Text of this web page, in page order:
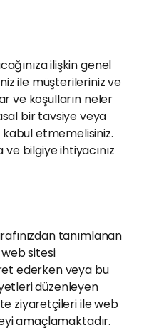
ilişkin genel
ile müşterileriniz ve
ve koşulların neler
bir tavsiye veya
etmemelisiniz.
bilgiye ihtiyacınız
tanımlanan
sitesi
ederken veya bu
düzenleyen
ziyaretçileri ile web
amaçlamaktadır.